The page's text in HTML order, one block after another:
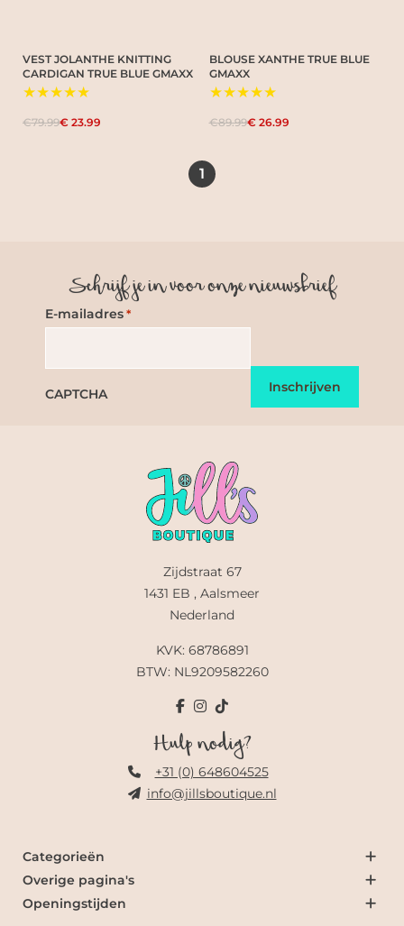
VEST JOLANTHE KNITTING
CARDIGAN TRUE BLUE GMAXX
★★★★★
€79.99€ 23.99
BLOUSE XANTHE TRUE BLUE
GMAXX
★★★★★
€89.99€ 26.99
1
Schrijf je in voor onze nieuwsbrief
E-mailadres *
CAPTCHA
Zijdstraat 67
1431 EB , Aalsmeer
Nederland
KVK: 68786891
BTW: NL9209582260
Hulp nodig?
+31 (0) 648604525
info@jillsboutique.nl
Categorieën
Overige pagina's
Openingstijden